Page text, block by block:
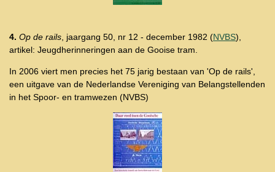
4. Op de rails , jaargang 50, nr 12 - december 1982 (NVBS),
artikel: Jeugdherinneringen aan de Gooise tram.
In 2006 viert men precies het 75 jarig bestaan van 'Op de rails',
een uitgave van de Nederlandse Vereniging van Belangstellenden
in het Spoor- en tramwezen (NVBS)